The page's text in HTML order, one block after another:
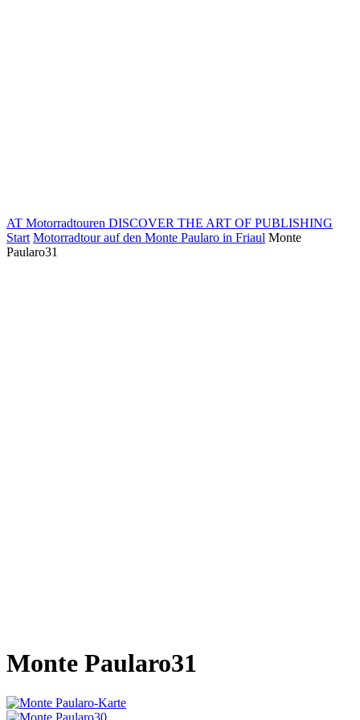
AT Motorradtouren DISCOVER THE ART OF PUBLISHING
Start Motorradtour auf den Monte Paularo in Friaul Monte
Paularo31
Monte Paularo31